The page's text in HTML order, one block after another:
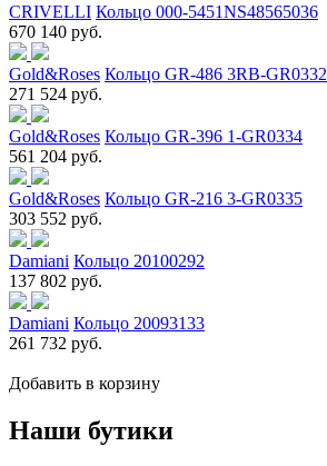
CRIVELLI Кольцо 000-5451NS48565036
670 140 руб.
Gold&Roses Кольцо GR-486 3RB-GR0332
271 524 руб.
Gold&Roses Кольцо GR-396 1-GR0334
561 204 руб.
Gold&Roses Кольцо GR-216 3-GR0335
303 552 руб.
Damiani Кольцо 20100292
137 802 руб.
Damiani Кольцо 20093133
261 732 руб.
Добавить в корзину
Наши бутики